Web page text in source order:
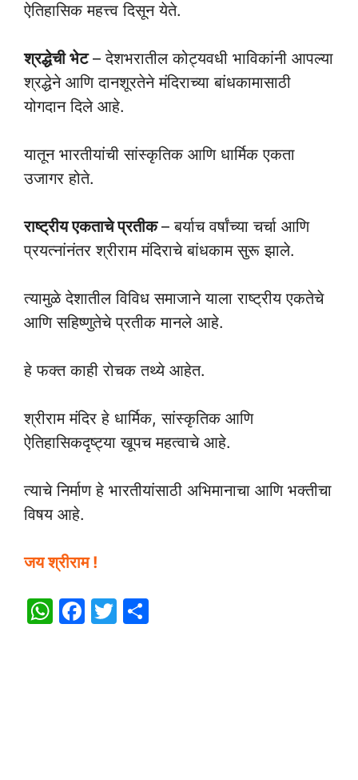
ऐतिहासिक महत्त्व दिसून येते.
श्रद्धेची भेट– देशभरातील कोट्यवधी भाविकांनी आपल्या
श्रद्धेने आणि दानशूरतेने मंदिराच्या बांधकामासाठी
योगदान दिले आहे.
यातून भारतीयांची सांस्कृतिक आणि धार्मिक एकता
उजागर होते.
राष्ट्रीय एकताचे प्रतीक– बर्याच वर्षांच्या चर्चा आणि
प्रयत्नांनंतर श्रीराम मंदिराचे बांधकाम सुरू झाले.
त्यामुळे देशातील विविध समाजाने याला राष्ट्रीय एकतेचे
आणि सहिष्णुतेचे प्रतीक मानले आहे.
हे फक्त काही रोचक तथ्ये आहेत.
श्रीराम मंदिर हे धार्मिक, सांस्कृतिक आणि
ऐतिहासिकदृष्ट्या खूपच महत्वाचे आहे.
त्याचे निर्माण हे भारतीयांसाठी अभिमानाचा आणि भक्तीचा
विषय आहे.
जय श्रीराम !
W F
T